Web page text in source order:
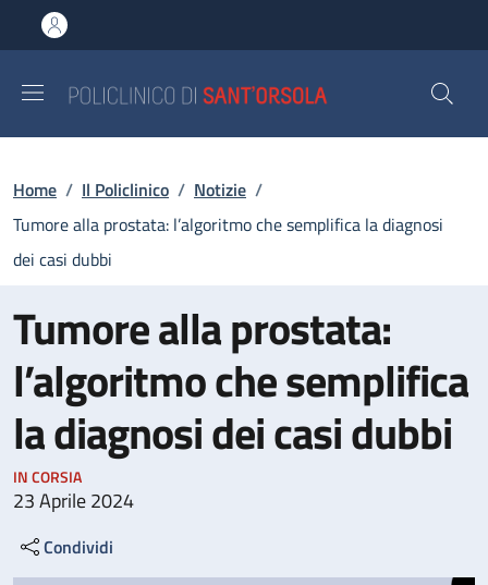
al contenuto principale
to footer content
Briciole di pane
Home / Il Policlinico / Notizie /
Tumore alla prostata: l’algoritmo che semplifica la diagnosi
dei casi dubbi
Tumore alla prostata:
l’algoritmo che semplifica
la diagnosi dei casi dubbi
IN CORSIA
23 Aprile 2024
Condividi